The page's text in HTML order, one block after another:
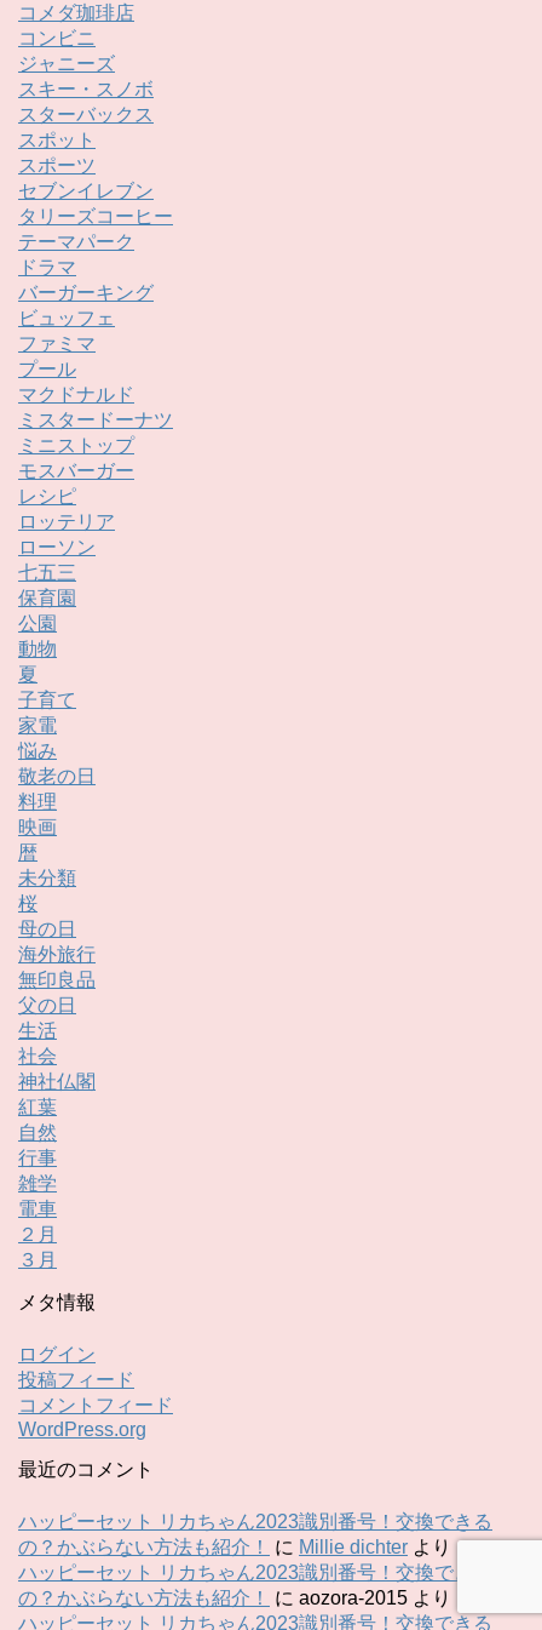
コメダ珈琲店
コンビニ
ジャニーズ
スキー・スノボ
スターバックス
スポット
スポーツ
セブンイレブン
タリーズコーヒー
テーマパーク
ドラマ
バーガーキング
ビュッフェ
ファミマ
プール
マクドナルド
ミスタードーナツ
ミニストップ
モスバーガー
レシピ
ロッテリア
ローソン
七五三
保育園
公園
動物
夏
子育て
家電
悩み
敬老の日
料理
映画
暦
未分類
桜
母の日
海外旅行
無印良品
父の日
生活
社会
神社仏閣
紅葉
自然
行事
雑学
電車
２月
３月
メタ情報
ログイン
投稿フィード
コメントフィード
WordPress.org
最近のコメント
ハッピーセット リカちゃん2023識別番号！交換できる
の？かぶらない方法も紹介！
に Millie dichter より
ハッピーセット リカちゃん2023識別番号！交換できる
の？かぶらない方法も紹介！
に aozora-2015 より
ハッピーセット リカちゃん2023識別番号！交換できる